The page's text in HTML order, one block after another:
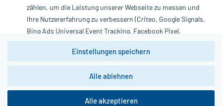
unserer Datenschutzerklärung. Für den Widerruf einer Bestellung
nutzen Sie das Formular:
Vertrag widerrufen
*Hinweise zu unseren Aktionen und Bewertungen
zählen, um die Leistung unserer Webseite zu messen und
Ihre Nutzererfahrung zu verbessern (Criteo, Google Signals,
Bing Ads Universal Event Tracking, Facebook Pixel,
Youtube-Social Plugin).
Wir weisen darauf hin, dass die
zwingend den Europäischen Anforderungen gem. EU-
DSGVO genügen und ein Datentransfer in Drittstaaten bzw.
Daten dort verarbeitet werden, kann nicht geprüft und
Einstellungen speichern
Alle ablehnen
Alle akzeptieren